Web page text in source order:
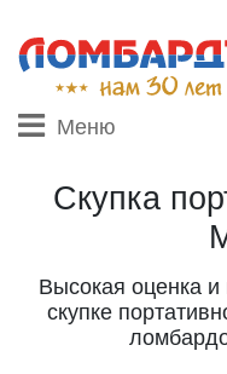
Меню
Скупка
Высокая оценка
скупке